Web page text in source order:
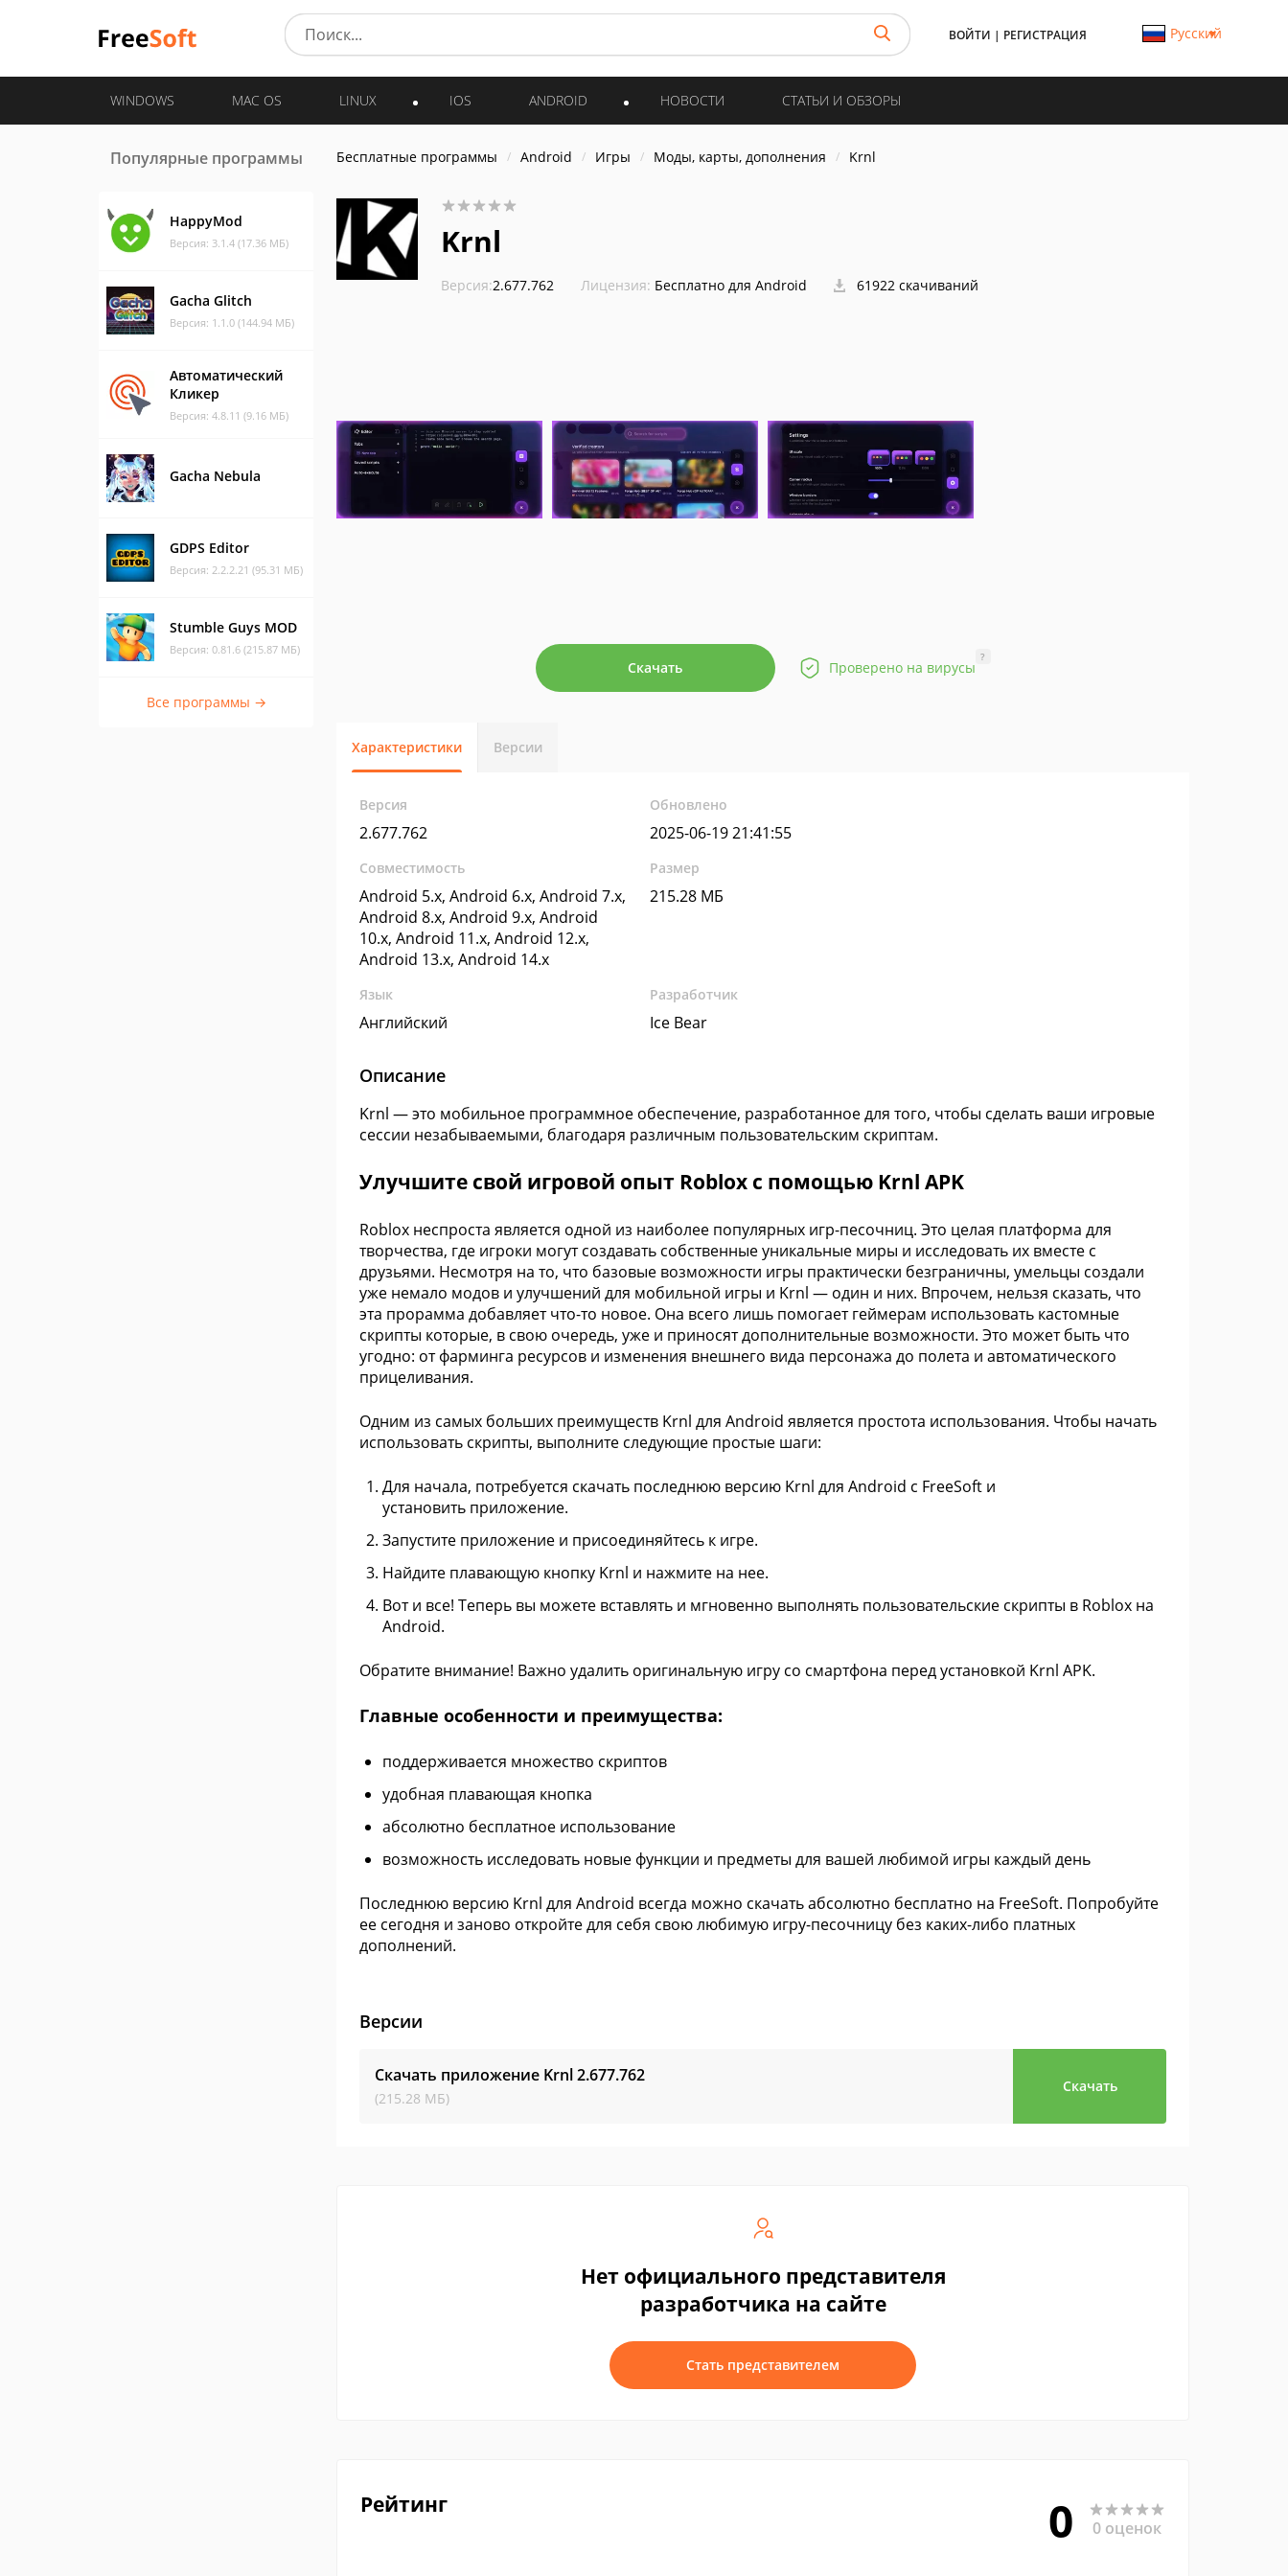
ВОЙТИ | РЕГИСТРАЦИЯ Русский
WINDOWS MAC OS LINUX IOS ANDROID НОВОСТИ СТАТЬИ И ОБЗОРЫ
Популярные программы
HappyMod
Версия: 3.1.4 (17.36 МБ)
Gacha Glitch
Версия: 1.1.0 (144.94 МБ)
Автоматический
Кликер
Версия: 4.8.11 (9.16 МБ)
Gacha Nebula
GDPS Editor
Версия: 2.2.2.21 (95.31 МБ)
Stumble Guys MOD
Версия: 0.81.6 (215.87 МБ)
Все программы →
Бесплатные программы Android Игры Моды, карты, дополнения Krnl
Krnl
Версия:2.677.762 Лицензия: Бесплатно для Android 61922 скачиваний
Скачать Проверено на вирусы
?
Характеристики Версии
Версия
2.677.762
Обновлено
2025-06-19 21:41:55
Совместимость
Android 5.x, Android 6.x, Android 7.x,
Android 8.x, Android 9.x, Android
10.x, Android 11.x, Android 12.x,
Android 13.x, Android 14.x
Размер
215.28 МБ
Язык
Английский
Разработчик
Ice Bear
Описание
Krnl — это мобильное программное обеспечение, разработанное для того, чтобы сделать ваши игровые
сессии незабываемыми, благодаря различным пользовательским скриптам.
Улучшите свой игровой опыт Roblox с помощью Krnl APK
Roblox неспроста является одной из наиболее популярных игр-песочниц. Это целая платформа для
творчества, где игроки могут создавать собственные уникальные миры и исследовать их вместе с
друзьями. Несмотря на то, что базовые возможности игры практически безграничны, умельцы создали
уже немало модов и улучшений для мобильной игры и Krnl — один и них. Впрочем, нельзя сказать, что
эта прорамма добавляет что-то новое. Она всего лишь помогает геймерам использовать кастомные
скрипты которые, в свою очередь, уже и приносят дополнительные возможности. Это может быть что
угодно: от фарминга ресурсов и изменения внешнего вида персонажа до полета и автоматического
прицеливания.
Одним из самых больших преимуществ Krnl для Android является простота использования. Чтобы начать
использовать скрипты, выполните следующие простые шаги:
Для начала, потребуется скачать последнюю версию Krnl для Android с FreeSoft и
установить приложение.
Запустите приложение и присоединяйтесь к игре.
Найдите плавающую кнопку Krnl и нажмите на нее.
Вот и все! Теперь вы можете вставлять и мгновенно выполнять пользовательские скрипты в Roblox на
Android.
Обратите внимание! Важно удалить оригинальную игру со смартфона перед установкой Krnl APK.
Главные особенности и преимущества:
поддерживается множество скриптов
удобная плавающая кнопка
абсолютно бесплатное использование
возможность исследовать новые функции и предметы для вашей любимой игры каждый день
Последнюю версию Krnl для Android всегда можно скачать абсолютно бесплатно на FreeSoft. Попробуйте
ее сегодня и заново откройте для себя свою любимую игру-песочницу без каких-либо платных
дополнений.
Версии
Скачать приложение Krnl2.677.762
(215.28 МБ)
Скачать
Нет официального представителя
разработчика на сайте
Стать представителем
Рейтинг 0 0 оценок